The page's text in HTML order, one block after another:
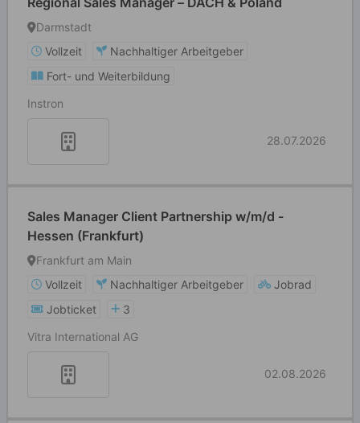
Darmstadt
Vollzeit
Nachhaltiger Arbeitgeber
Fort- und Weiterbildung
Instron
28.07.2026
Sales Manager Client Partnership w/m/d -
Hessen (Frankfurt)
Frankfurt am Main
Vollzeit
Nachhaltiger Arbeitgeber
Jobrad
Jobticket
3
Vitra International AG
02.08.2026